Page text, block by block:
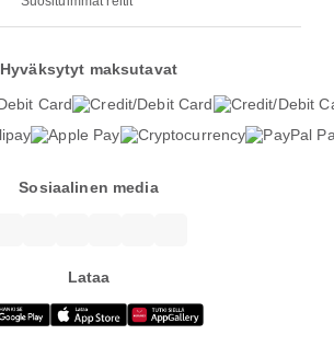
Hyväksytyt maksutavat
Sosiaalinen media
Lataa